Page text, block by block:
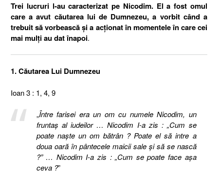
Trei lucruri l-au caracterizat pe Nicodim. El a fost omul
care a avut căutarea lui de Dumnezeu,a vorbit când a
trebuit să vorbească şi a acţionat în momentele în care cei
mai mulţi au dat înapoi.
1. Căutarea Lui Dumnezeu
Ioan 3 : 1, 4, 9
„Între farisei era un om cu numele Nicodim, un
fruntaş al iudeilor … Nicodim I-a zis : „Cum se
poate naşte un om bătrân ? Poate el să intre a
doua oară în pântecele maicii sale şi să se nască
?” … Nicodim I-a zis : „Cum se poate face aşa
ceva ?”